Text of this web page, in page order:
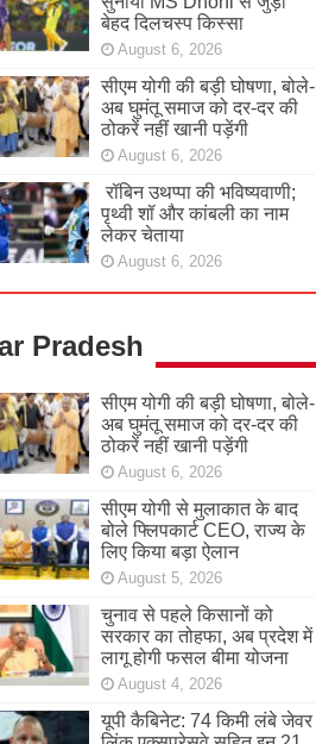
बेहद दिलचस्प किस्सा
August 6, 2026
सीएम योगी की बड़ी घोषणा, बोले-
अब घुमंतू समाज को दर-दर की
ठोकरें नहीं खानी पड़ेंगी
August 6, 2026
रॉबिन उथप्पा की भविष्यवाणी;
पृथ्वी शॉ और कांबली का नाम
लेकर चेताया
August 6, 2026
Pradesh
सीएम योगी की बड़ी घोषणा, बोले-
अब घुमंतू समाज को दर-दर की
ठोकरें नहीं खानी पड़ेंगी
August 6, 2026
सीएम योगी से मुलाकात के बाद
बोले फ्लिपकार्ट CEO, राज्य के
लिए किया बड़ा ऐलान
August 5, 2026
चुनाव से पहले किसानों को
सरकार का तोहफा, अब प्रदेश में
लागू होगी फसल बीमा योजना
August 4, 2026
यूपी कैबिनेट: 74 किमी लंबे जेवर